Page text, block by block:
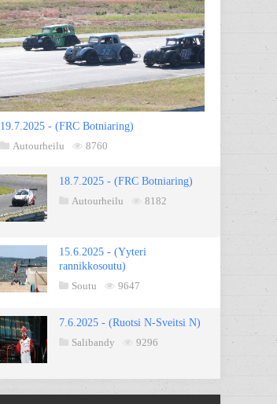
19.7.2025 - (FRC Botniaring)
Autourheilu
8760
18.7.2025 - (FRC Botniaring)
Autourheilu
8182
15.6.2025 - (Yyteri
rannikkosoutu)
Soutu
9647
7.6.2025 - (Ruotsi N-Sveitsi N)
Salibandy
9296